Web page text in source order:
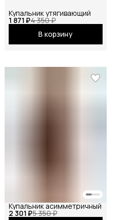
1 871 ₽4 350 ₽
Купальник утягивающий
В корзину
2 301 ₽5 350 ₽
Купальник асимметричный